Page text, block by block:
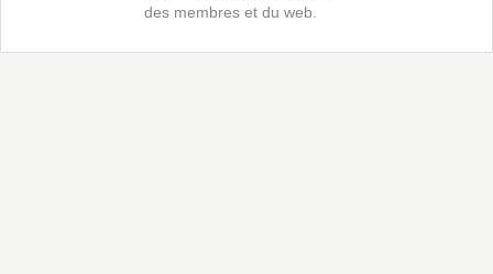
des membres et du web.